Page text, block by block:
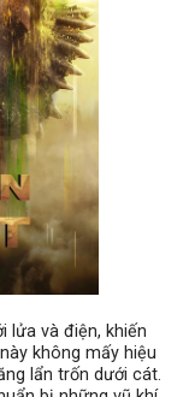
lửa và điện, khiến
không mấy hiệu
lẩn trốn dưới cát.